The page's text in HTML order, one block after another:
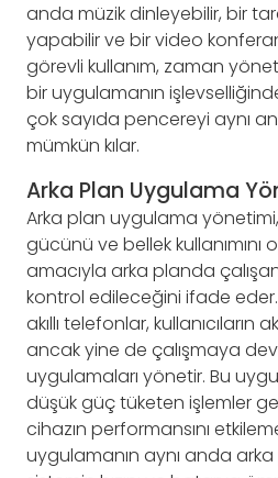
anda müzik dinleyebilir, bir
yapabilir ve bir video
görevli kullanım, zaman
bir uygulamanın
çok sayıda pencereyi aynı
mümkün kılar.
Arka Plan Uygulama
Arka plan uygulama
gücünü ve bellek kullanımını
amacıyla arka planda
kontrol edileceğini ifade
akıllı telefonlar, kullanıcıların
ancak yine de çalışmaya
uygulamaları yönetir. Bu
düşük güç tüketen işlemler
cihazın performansını
uygulamanın aynı anda arka